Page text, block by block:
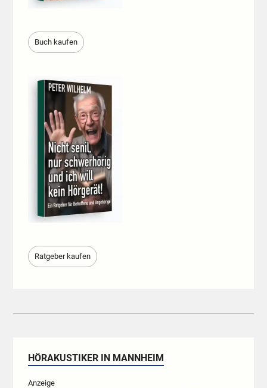
Buch kaufen
Ratgeber kaufen
HÖRAKUSTIKER IN MANNHEIM
Anzeige